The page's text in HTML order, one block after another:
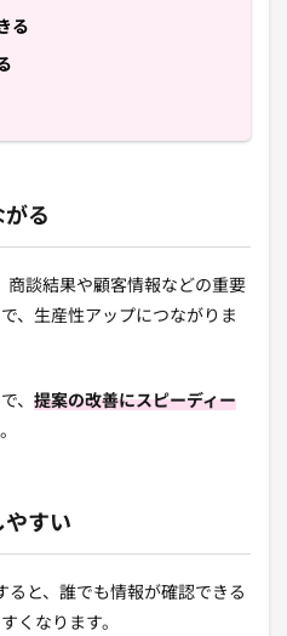
る
る
商談結果や顧客情報などの重要
、生産性アップにつながりま
、 提案の改善にスピーディー
やすい
ると、誰でも情報が確認できる
くなります。